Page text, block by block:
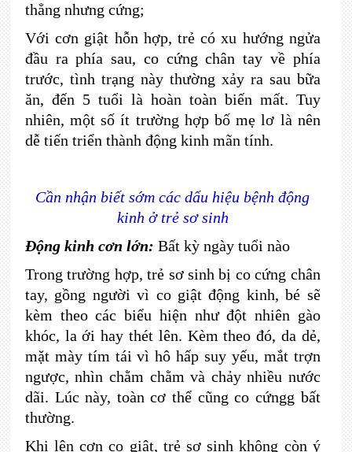
thẳng nhưng cứng;
Với cơn giật hỗn hợp, trẻ có xu hướng ngửa
đầu ra phía sau, co cứng chân tay về phía
trước, tình trạng này thường xảy ra sau bữa
ăn, đến 5 tuổi là hoàn toàn biến mất. Tuy
nhiên, một số ít trường hợp bố mẹ lơ là nên
dễ tiến triển thành động kinh mãn tính.
Cần nhận biết sớm các dấu hiệu bệnh động
kinh ở trẻ sơ sinh
Động kinh cơn lớn: Bất kỳ ngày tuổi nào
Trong trường hợp, trẻ sơ sinh bị co cứng chân
tay, gồng người vì co giật động kinh, bé sẽ
kèm theo các biểu hiện như đột nhiên gào
khóc, la ới hay thét lên. Kèm theo đó, da dẻ,
mặt mày tím tái vì hô hấp suy yếu, mắt trợn
ngược, nhìn chằm chằm và chảy nhiều nước
dãi. Lúc này, toàn cơ thể cũng co cứngg bất
thường.
Khi lên cơn co giật, trẻ sơ sinh không còn ý